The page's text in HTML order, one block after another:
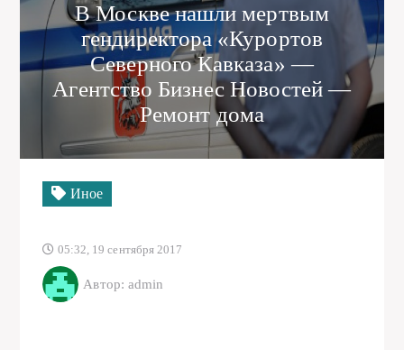
В Москве нашли мертвым
гендиректора «Курортов
Северного Кавказа» —
Агентство Бизнес Новостей —
Ремонт дома
Иное
05:32, 19 сентября 2017
Автор: admin